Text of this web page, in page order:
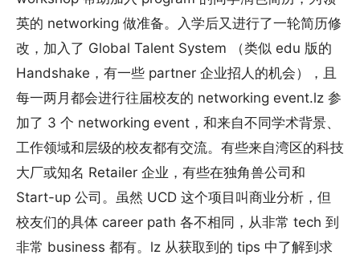
英的 networking 做准备。入学后又进行了一轮简历修
改，加入了 Global Talent System （类似 edu 版的
Handshake，有一些 partner 企业招人的机会），且
每一两月都会进行往届校友的 networking event.lz 参
加了 3 个 networking event，和来自不同学术背景、
工作领域和层级的校友都有交流。有些来自湾区的科技
大厂或知名 Retailer 企业，有些在独角兽公司和
Start-up 公司。虽然 UCD 这个项目叫商业分析，但
校友们的具体 career path 各不相同，从非常 tech 到
非常 business 都有。lz 从获取到的 tips 中了解到求